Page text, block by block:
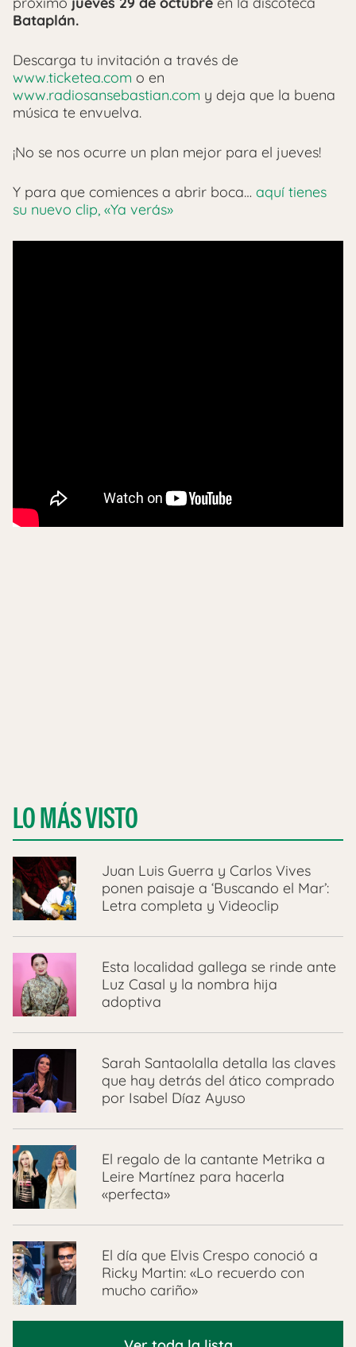
Bataplán.
Descarga tu invitación a través de
www.ticketea.com o en
www.radiosansebastian.com y deja que la buena
música te envuelva.
¡No se nos ocurre un plan mejor para el jueves!
Y para que comiences a abrir boca… aquí tienes
su nuevo clip, «Ya verás»
LO MÁS VISTO
Juan Luis Guerra y Carlos Vives
ponen paisaje a ‘Buscando el Mar’:
Letra completa y Videoclip
Esta localidad gallega se rinde ante
Luz Casal y la nombra hija
adoptiva
Sarah Santaolalla detalla las claves
que hay detrás del ático comprado
por Isabel Díaz Ayuso
El regalo de la cantante Metrika a
Leire Martínez para hacerla
«perfecta»
El día que Elvis Crespo conoció a
Ricky Martin: «Lo recuerdo con
mucho cariño»